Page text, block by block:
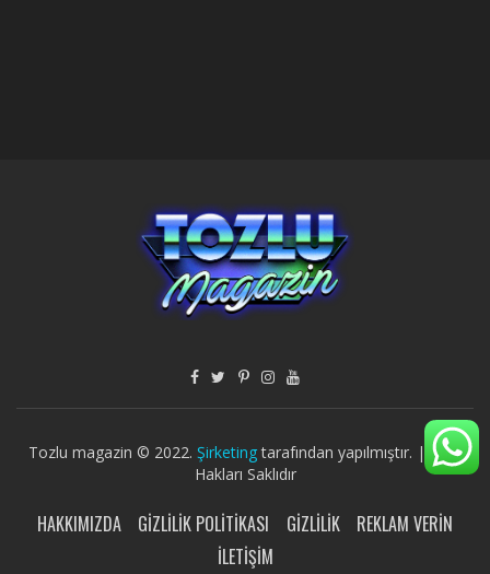
Tozlu magazin © 2022. Şirketingtarafından yapılmıştır. | Tüm
Hakları Saklıdır
HAKKIMIZDA GIZLILIK POLITIKASI GIZLILIK
REKLAM VERIN
İLETIŞIM